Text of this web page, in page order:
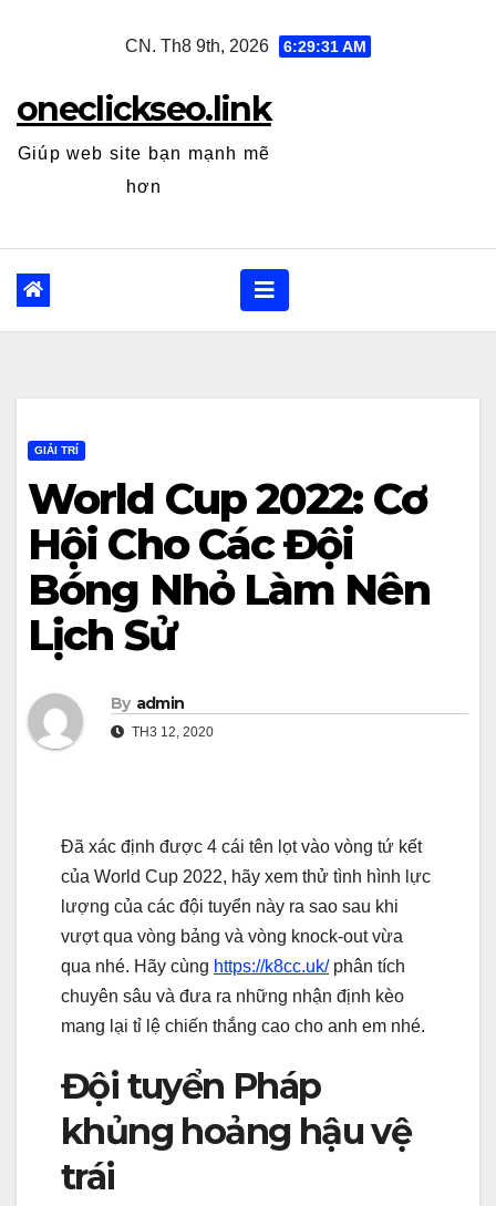
CN. Th8 9th, 2026 6:29:33 AM
oneclickseo.link
Giúp web site bạn mạnh mẽ
hơn
GIẢI TRÍ
World Cup 2022: Cơ
Hội Cho Các Đội
Bóng Nhỏ Làm Nên
Lịch Sử
By admin
TH3 12, 2020
Đã xác định được 4 cái tên lọt vào vòng tứ kết
của World Cup 2022, hãy xem thử tình hình lực
lượng của các đội tuyển này ra sao sau khi
vượt qua vòng bảng và vòng knock-out vừa
qua nhé. Hãy cùng https://k8cc.uk/phân tích
chuyên sâu và đưa ra những nhận định kèo
mang lại tỉ lệ chiến thắng cao cho anh em nhé.
Đội tuyển Pháp
khủng hoảng hậu vệ
trái